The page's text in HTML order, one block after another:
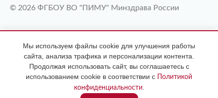
© 2026 ФГБОУ ВО "ПИМУ" Минздрава России
ИМЕЮТСЯ ПРОТИВОПОКАЗАНИЯ
НЕОБХОДИМА КОНСУЛЬТАЦИЯ
СПЕЦИАЛИСТА
Мы используем файлы cookie для улучшения работы
сайта, анализа трафика и персонализации контента.
Продолжая использовать сайт, вы соглашаетесь с
использованием cookie в соответствии с
Политикой
конфиденциальности